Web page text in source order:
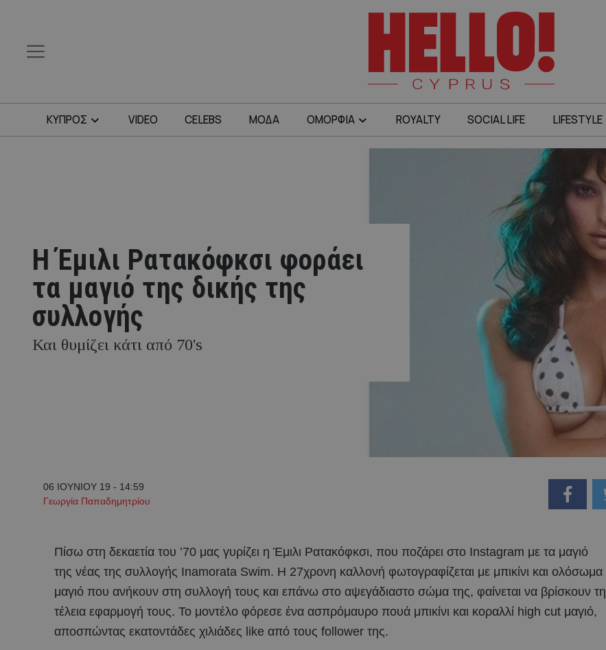
ΚΥΠΡΟΣ VIDEO CELEBS ΜΟΔΑ ΟΜΟΡΦΙΑ ROYALTY SOCIAL LIFE LIFESTYLE
H Έμιλι Ρατακόφκσι φοράει
τα μαγιό της δικής της
συλλογής
Και θυμίζει κάτι από 70's
06 ΙΟΥΝΙΟΥ 19 - 14:59
Γεωργία Παπαδημητρίου
Πίσω στη δεκαετία του ’70 μας γυρίζει η Έμιλι Ρατακόφκσι, που ποζάρει στο Instagram με τα μαγιό
της νέας της συλλογής Inamorata Swim. Η 27χρονη καλλονή φωτογραφίζεται με μπικίνι και ολόσωμα
μαγιό που ανήκουν στη συλλογή τους και επάνω στο αψεγάδιαστο σώμα της, φαίνεται να βρίσκουν τη
τέλεια εφαρμογή τους. Το μοντέλο φόρεσε ένα ασπρόμαυρο πουά μπικίνι και κοραλλί high cut μαγιό,
αποσπώντας εκατοντάδες χιλιάδες like από τους follower της.